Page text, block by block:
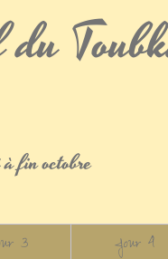
fin octobre
3 Jour 4